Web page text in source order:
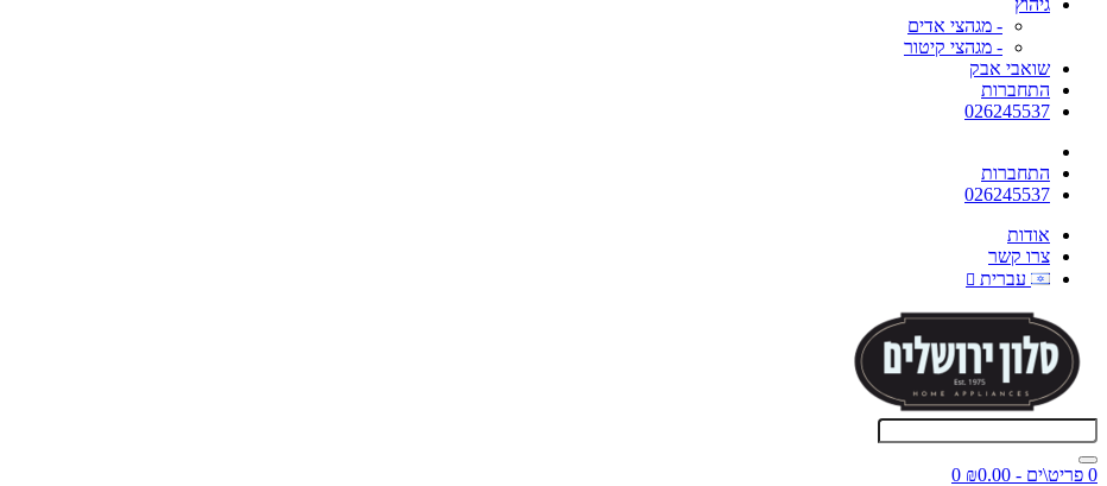
גיהוץ
- מגהצי אדים
- מגהצי קיטור
שואבי אבק
התחברות
026245537
התחברות
026245537
אודות
צרו קשר
עברית
0 פריט\ים - ₪0.00
0